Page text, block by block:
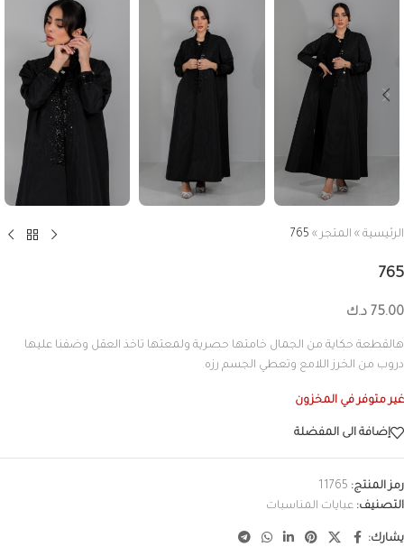
الرئيسية » المتجر »
765
765
75.00 د.ك
هالقطعة حكاية من الجمال خامتها حصرية ولمعتها تاخذ العقل وضفنا عليها
دروب من الخرز اللامع وتعطي الجسم رزه
غير متوفر في المخزون
إضافة الى المفضلة
رمز المنتج: 11765
التصنيف: عبايات المناسبات
يشارك: